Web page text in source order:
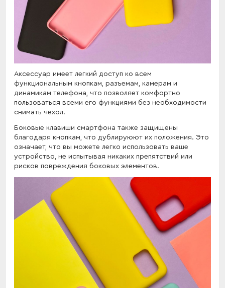
Аксессуар имеет легкий доступ ко всем
функциональным кнопкам, разъемам, камерам и
динамикам телефона, что позволяет комфортно
пользоваться всеми его функциями без необходимости
снимать чехол.
Боковые клавиши смартфона также защищены
благодаря кнопкам, что дублируюют их положения. Это
означает, что вы можете легко использовать ваше
устройство, не испытывая никаких препятствий или
рисков повреждения боковых элементов.